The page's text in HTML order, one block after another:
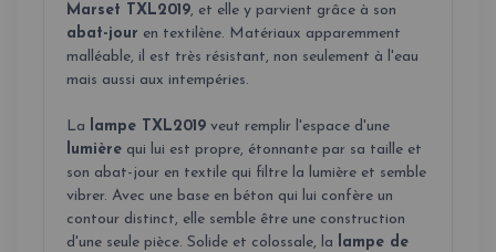
Marset TXL2019, et elle y parvient grâce à son
abat-jour en textilène. Matériaux apparemment
malléable, il est très résistant, non seulement à l'eau
mais aussi aux intempéries.
La lampe TXL2019 veut remplir l'espace d'une
lumière qui lui est propre, étonnante par sa taille et
son abat-jour en textile qui filtre la lumière et semble
vibrer. Avec une base en béton qui lui confère un
contour distinct, elle semble être une construction
d'une seule pièce. Solide et colossale, la
lampe de